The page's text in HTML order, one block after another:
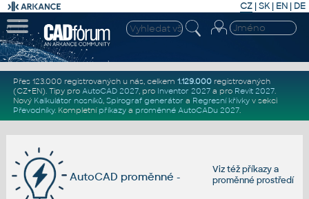
CZ | SK| EN | DE
Přes 123.000 registrovaných u nás, celkem 1.129.000registrovaných
(CZ+EN). Tipy pro AutoCAD 2027, pro Inventor 2027a pro Revit 2027.
Nový Kalkulátor nosníků, Spirograf generátor a Regresní křivkyv sekci
Převodníky. Kompletní příkazya proměnné AutoCADu 2027.
Viz téžpříkazya
proměnné prostředí
AutoCAD proměnné -